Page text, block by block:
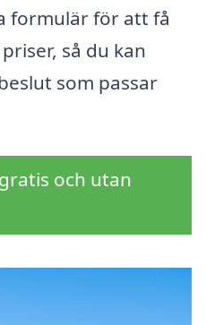
formulär för att få
så du kan
som passar
och utan